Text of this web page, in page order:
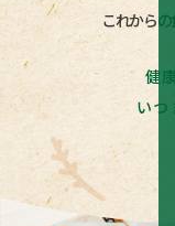
これから
健
い